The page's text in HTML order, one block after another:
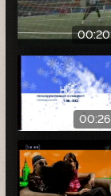
00:20
00:26